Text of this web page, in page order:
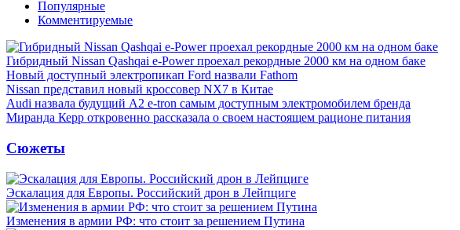
Популярные
Комментируемые
Гибридный Nissan Qashqai e-Power проехал рекордные 2000 км на одном баке
Новый доступный электропикап Ford назвали Fathom
Nissan представил новый кроссовер NX7 в Китае
Audi назвала будущий A2 e-tron самым доступным электромобилем бренда
Миранда Керр откровенно рассказала о своем настоящем рационе питания
Сюжеты
Эскалация для Европы. Российский дрон в Лейпциге
Изменения в армии РФ: что стоит за решением Путина